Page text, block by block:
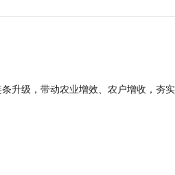
升级，带动农业增效、农户增收，夯